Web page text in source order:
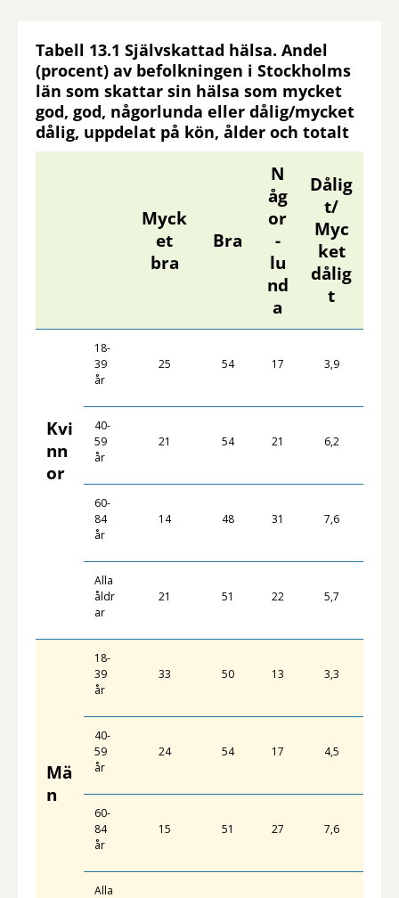
Tabell 13.1 Självskattad hälsa. Andel
(procent) av befolkningen i Stockholms
län som skattar sin hälsa som mycket
god, god, någorlunda eller dålig/mycket
dålig, uppdelat på kön, ålder och totalt
Myck
et
bra
Bra
N
åg
or
-
lu
nd
a
Dålig
t/
Myc
ket
dålig
t
Kvi
nn
or
18-
39
år
25 54 17 3,9
40-
59
år
21 54 21 6,2
60-
84
år
14 48 31 7,6
Alla
åldr
ar
21 51 22 5,7
Mä
n
18-
39
år
33 50 13 3,3
40-
59
år
24 54 17 4,5
60-
84
år
15 51 27 7,6
Alla